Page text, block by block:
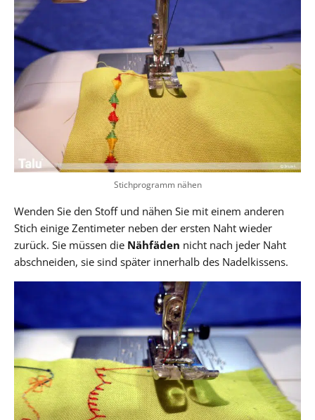
Stichprogramm nähen
Wenden Sie den Stoff und nähen Sie mit einem anderen
Stich einige Zentimeter neben der ersten Naht wieder
zurück. Sie müssen die Nähfäden nicht nach jeder Naht
abschneiden, sie sind später innerhalb des Nadelkissens.